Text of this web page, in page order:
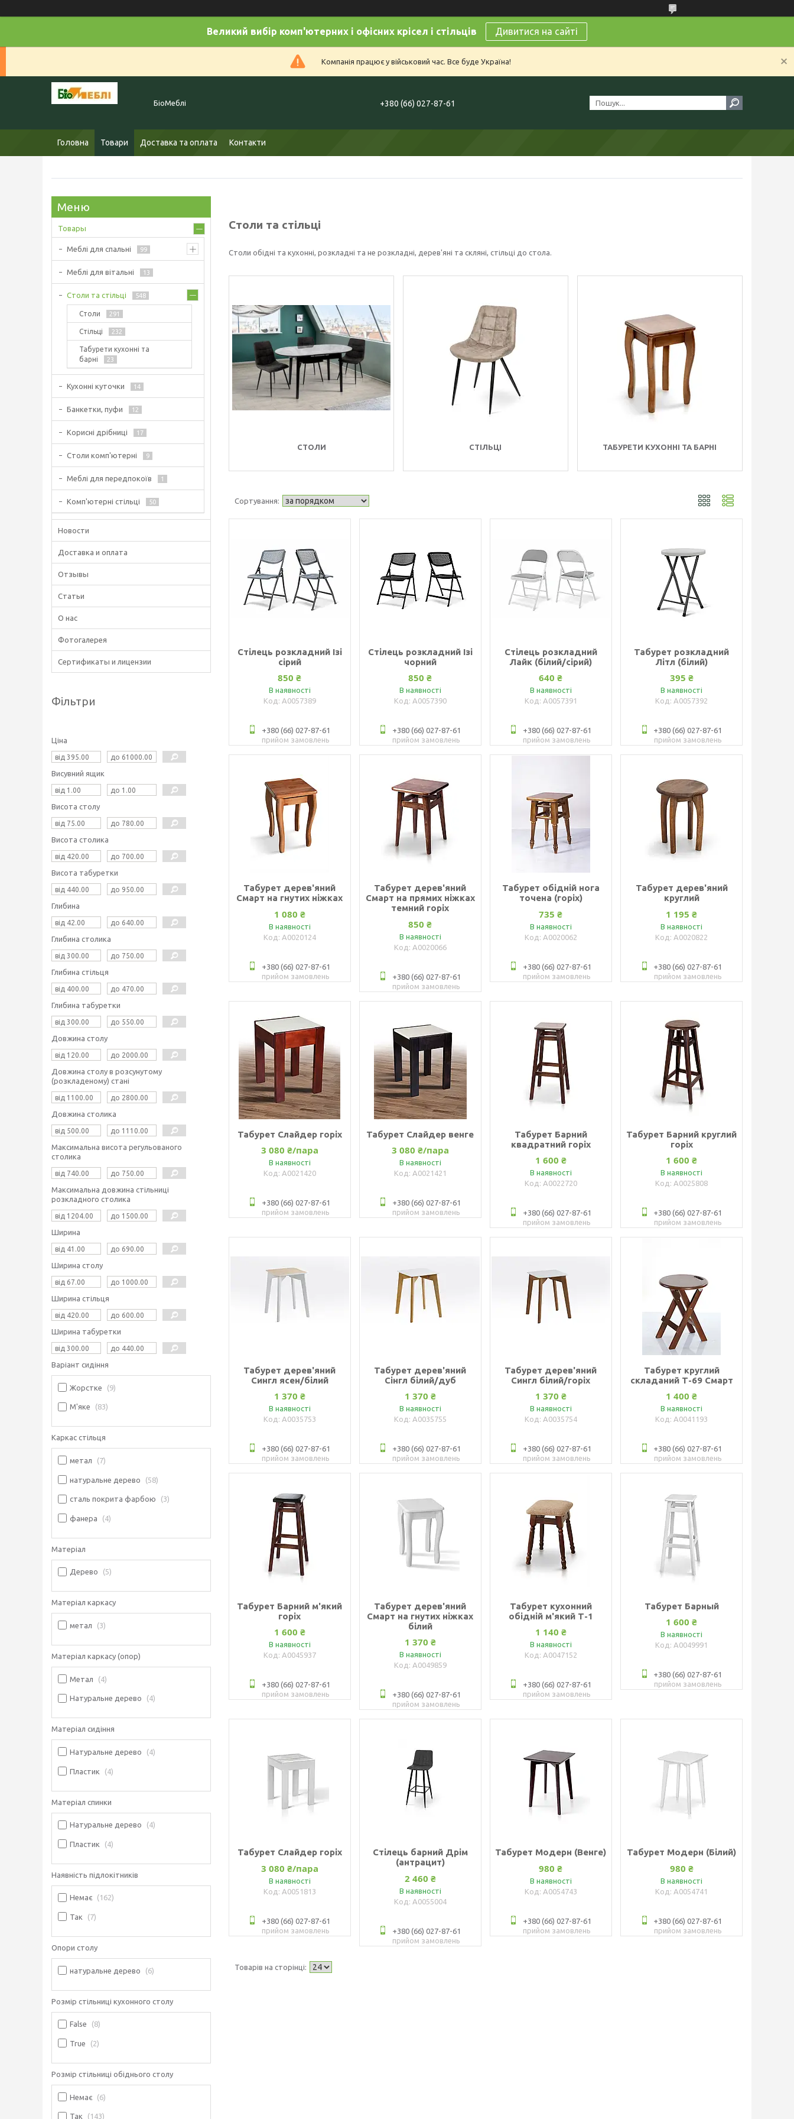
Великий вибір комп'ютерних і офісних крісел і стільців Дивитися на сайті
Компанія працює у військовий час. Все буде Україна!
БіоМеблі +380 (66) 027-87-61
Головна Товари Доставка та оплата Контакти
Столи та стільці
Столи обідні та кухонні, розкладні та не розкладні, дерев'яні та скляні, стільці до стола.
СТОЛИ СТІЛЬЦІ ТАБУРЕТИ КУХОННІ ТА БАРНІ
Стілець розкладний Ізі
сірий
850 ₴
В наявності
А0057389
+380 (66) 027-87-61
прийом замовлень
Стілець розкладний Ізі
чорний
850 ₴
В наявності
А0057390
+380 (66) 027-87-61
прийом замовлень
Стілець розкладний
Лайк (білий/сірий)
640 ₴
В наявності
А0057391
+380 (66) 027-87-61
прийом замовлень
Табурет розкладний
Літл (білий)
395 ₴
В наявності
А0057392
+380 (66) 027-87-61
прийом замовлень
Табурет дерев'яний
Смарт на гнутих ніжках
1 080 ₴
В наявності
А0020124
+380 (66) 027-87-61
прийом замовлень
Табурет дерев'яний
Смарт на прямих ніжках
темний горіх
850 ₴
В наявності
А0020066
+380 (66) 027-87-61
прийом замовлень
Табурет обідній нога
точена (горіх)
735 ₴
В наявності
А0020062
+380 (66) 027-87-61
прийом замовлень
Табурет дерев'яний
круглий
1 195 ₴
В наявності
А0020822
+380 (66) 027-87-61
прийом замовлень
Табурет Слайдер горіх
3 080 ₴/пара
В наявності
А0021420
+380 (66) 027-87-61
прийом замовлень
Табурет Слайдер венге
3 080 ₴/пара
В наявності
А0021421
+380 (66) 027-87-61
прийом замовлень
Табурет Барний
квадратний горіх
1 600 ₴
В наявності
А0022720
+380 (66) 027-87-61
прийом замовлень
Табурет Барний круглий
горіх
1 600 ₴
В наявності
А0025808
+380 (66) 027-87-61
прийом замовлень
Табурет дерев'яний
Сингл ясен/білий
1 370 ₴
В наявності
А0035753
+380 (66) 027-87-61
прийом замовлень
Табурет дерев'яний
Сінгл білий/дуб
1 370 ₴
В наявності
А0035755
+380 (66) 027-87-61
прийом замовлень
Табурет дерев'яний
Сингл білий/горіх
1 370 ₴
В наявності
А0035754
+380 (66) 027-87-61
прийом замовлень
Табурет круглий
складаний Т-69 Смарт
1 400 ₴
В наявності
А0041193
+380 (66) 027-87-61
прийом замовлень
Табурет Барний м'який
горіх
1 600 ₴
В наявності
А0045937
+380 (66) 027-87-61
прийом замовлень
Табурет дерев'яний
Смарт на гнутих ніжках
білий
1 370 ₴
В наявності
А0049859
+380 (66) 027-87-61
прийом замовлень
Табурет кухонний
обідній м'який Т-1
1 140 ₴
В наявності
А0047152
+380 (66) 027-87-61
прийом замовлень
Табурет Барный
1 600 ₴
В наявності
А0049991
+380 (66) 027-87-61
прийом замовлень
Табурет Слайдер горіх
3 080 ₴/пара
В наявності
А0051813
+380 (66) 027-87-61
прийом замовлень
Стілець барний Дрім
(антрацит)
2 460 ₴
В наявності
А0055004
+380 (66) 027-87-61
прийом замовлень
Табурет Модерн (Венге)
980 ₴
В наявності
А0054743
+380 (66) 027-87-61
прийом замовлень
Табурет Модерн (Білий)
980 ₴
В наявності
А0054741
+380 (66) 027-87-61
прийом замовлень
Товары
Меблі для спальні 99
Меблі для вітальні 13
Столи та стільці 548
Столи 291
Стільці 232
Табурети кухонні та
барні
23
Кухонні куточки 14
Банкетки, пуфи 12
Корисні дрібниці 17
Столи комп'ютерні 9
Меблі для передпокоїв 1
Комп'ютерні стільці 50
Новости
Доставка и оплата
Отзывы
Статьи
О нас
Фотогалерея
Сертификаты и лицензии
Фільтри
Ціна
Висувний ящик
Висота столу
Висота столика
Висота табуретки
Глибина
Глибина столика
Глибина стільця
Глибина табуретки
Довжина столу
Довжина столу в розсунутому
(розкладеному) стані
Довжина столика
Максимальна висота регульованого
столика
Максимальна довжина стільниці
розкладного столика
Ширина
Ширина столу
Ширина стільця
Ширина табуретки
Варіант сидіння
Жорстке 9
М'яке 83
Каркас стільця
метал 7
натуральне дерево 58
сталь покрита фарбою 3
фанера 4
Матеріал
Дерево 5
Матеріал каркасу
метал 3
Матеріал каркасу (опор)
Метал 4
Натуральне дерево 4
Матеріал сидіння
Натуральне дерево 4
Пластик 4
Матеріал спинки
Натуральне дерево 4
Пластик 4
Наявність підлокітників
Немає 162
Так 7
Опори столу
натуральне дерево 6
Розмір стільниці кухонного столу
False 8
True 2
Розмір стільниці обіднього столу
Немає 6
Так 143